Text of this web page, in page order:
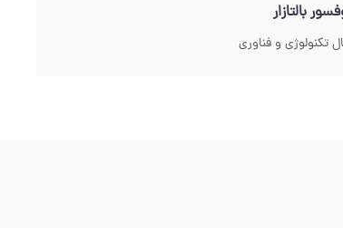
بالتازار
تکنولوژی و فناوری